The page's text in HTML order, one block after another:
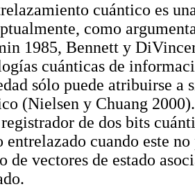
cuántico es
como
1985, Bennett y
cuánticas de
sólo puede atribuirse a
(Nielsen y Chuang
de dos bits
entrelazado cuando este
de vectores de estado